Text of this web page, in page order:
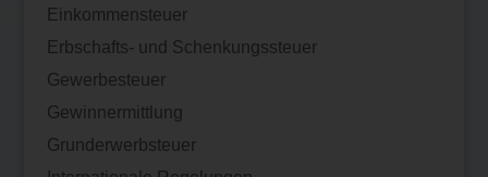
Einkommensteuer
Erbschafts- und Schenkungssteuer
Gewerbesteuer
Gewinnermittlung
Grunderwerbsteuer